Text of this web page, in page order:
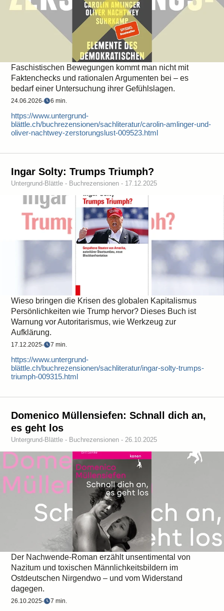
Faschistischen Bewegungen kommt man nicht mit
Faktenchecks und rationalen Argumenten bei – es
bedarf einer Untersuchung ihrer Gefühlslagen.
24.06.2026‧ 6 min.
https://www.untergrund-
blättle.ch/buchrezensionen/sachliteratur/carolin-amlinger-und-
oliver-nachtwey-zerstorungslust-009523.html
Ingar Solty: Trumps Triumph?
Untergrund-Blättle - Buchrezensionen - 17.12.2025
Wieso bringen die Krisen des globalen Kapitalismus
Persönlichkeiten wie Trump hervor? Dieses Buch ist
Warnung vor Autoritarismus, wie Werkzeug zur
Aufklärung.
17.12.2025‧ 7 min.
https://www.untergrund-
blättle.ch/buchrezensionen/sachliteratur/ingar-solty-trumps-
triumph-009315.html
Domenico Müllensiefen: Schnall dich an,
es geht los
Untergrund-Blättle - Buchrezensionen - 26.10.2025
Der Nachwende-Roman erzählt unsentimental von
Nazitum und toxischen Männlichkeitsbildern im
Ostdeutschen Nirgendwo – und vom Widerstand
dagegen.
26.10.2025‧ 7 min.